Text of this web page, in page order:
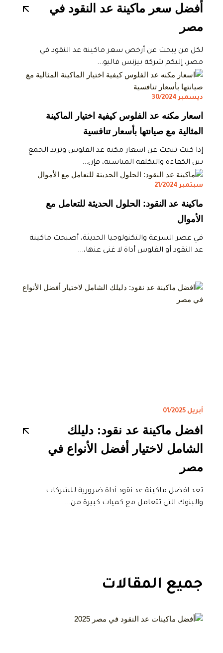
أفضل سعر ماكينة عد النقود في
مصر
لكل من يبحث عن أرخص سعر ماكينة عد النقود في
مصر، إليكم شركة بيزنس فاليو...
ديسمبر 30/2024
اسعار مكنه عد الفلوس كيفية اختيار الماكينة
المثالية مع صيانتها بأسعار تنافسية
إذا كنت تبحث عن اسعار مكنه عد الفلوس وتريد الجمع
بين الكفاءة والتكلفة المناسبة، فإن...
سبتمبر 21/2024
ماكينة عد النقود: الحلول الحديثة للتعامل مع
الأموال
في عصر السرعة والتكنولوجيا الحديثة، أصبحت ماكينة
عد النقود أو الفلوس أداة لا غنى عنها،...
أبريل 01/2025
افضل ماكينة عد نقود: دليلك
الشامل لاختيار أفضل الأنواع في
مصر
تعد افضل ماكينة عد نقود أداة ضرورية للشركات
والبنوك التي تتعامل مع كميات كبيرة من...
جميع المقالات